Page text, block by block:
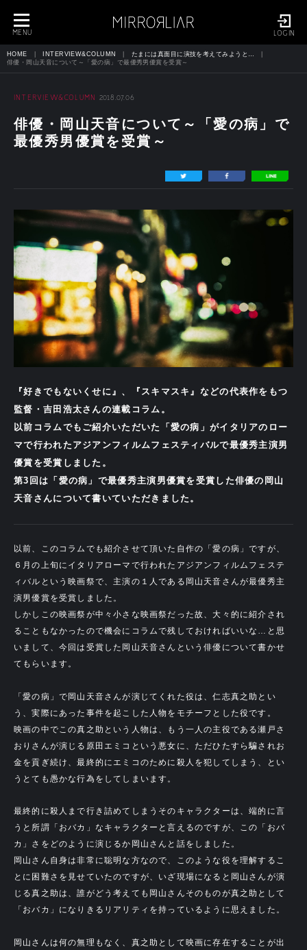
LOGIN
toggle
navigation
MENU
HOME INTERVIEW&COLUMN
たまには真面目に演技を考えてみようと…
俳優・岡山天音について～「愛の病」で最優秀男優賞を受賞～
INTERVIEW&COLUMN 2018.07.06
俳優・岡山天音について～「愛の病」で
最優秀男優賞を受賞～
『好きでもないくせに』、『スキマスキ』などの代表作をもつ
監督・吉田浩太さんの連載コラム。
以前コラムでもご紹介いただいた「愛の病」がイタリアのロー
マで行われたアジアンフィルムフェスティバルで最優秀主演男
優賞を受賞しました。
第3回は「愛の病」で最優秀主演男優賞を受賞した俳優の岡山
天音さんについて書いていただきました。
以前、このコラムでも紹介させて頂いた自作の「愛の病」ですが、
６月の上旬にイタリアローマで行われたアジアンフィルムフェステ
ィバルという映画祭で、主演の１人である岡山天音さんが最優秀主
演男優賞を受賞しました。
しかしこの映画祭が中々小さな映画祭だった故、大々的に紹介され
ることもなかったので機会にコラムで残しておければいいな…と思
いまして、今回は受賞した岡山天音さんという俳優について書かせ
てもらいます。
「愛の病」で岡山天音さんが演じてくれた役は、仁志真之助とい
う、実際にあった事件を起こした人物をモチーフとした役です。
映画の中でこの真之助という人物は、もう一人の主役である瀬戸さ
おりさんが演じる原田エミコという悪女に、ただひたすら騙されお
金を貢ぎ続け、最終的にエミコのために殺人を犯してしまう、とい
うとても愚かな行為をしてしまいます。
最終的に殺人まで行き詰めてしまうそのキャラクターは、端的に言
うと所謂「おバカ」なキャラクターと言えるのですが、この「おバ
カ」さをどのように演じるか岡山さんと話をしました。
岡山さん自身は非常に聡明な方なので、このような役を理解するこ
とに困難さを見せていたのですが、いざ現場になると岡山さんが演
じる真之助は、誰がどう考えても岡山さんそのものが真之助として
「おバカ」になりきるリアリティを持っているように思えました。
岡山さんは何の無理もなく、真之助として映画に存在することが出